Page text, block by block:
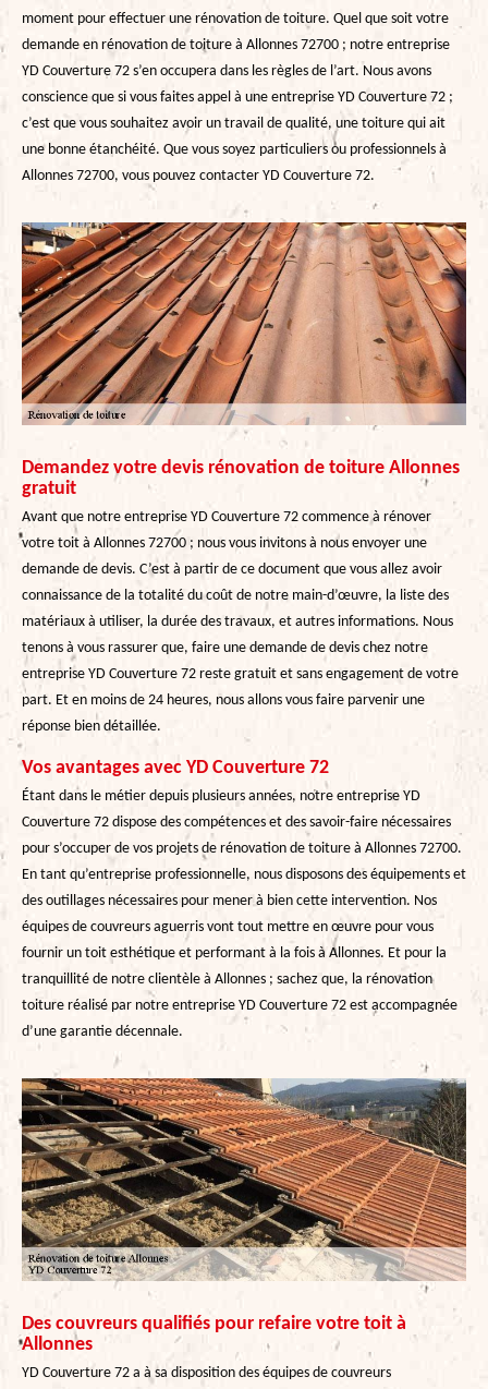
moment pour effectuer une rénovation de toiture. Quel que soit votre
demande en rénovation de toiture à Allonnes 72700 ; notre entreprise
YD Couverture 72 s’en occupera dans les règles de l’art. Nous avons
conscience que si vous faites appel à une entreprise YD Couverture 72 ;
c’est que vous souhaitez avoir un travail de qualité, une toiture qui ait
une bonne étanchéité. Que vous soyez particuliers ou professionnels à
Allonnes 72700, vous pouvez contacter YD Couverture 72.
Demandez votre devis rénovation de toiture Allonnes
gratuit
Avant que notre entreprise YD Couverture 72 commence à rénover
votre toit à Allonnes 72700 ; nous vous invitons à nous envoyer une
demande de devis. C’est à partir de ce document que vous allez avoir
connaissance de la totalité du coût de notre main-d’œuvre, la liste des
matériaux à utiliser, la durée des travaux, et autres informations. Nous
tenons à vous rassurer que, faire une demande de devis chez notre
entreprise YD Couverture 72 reste gratuit et sans engagement de votre
part. Et en moins de 24 heures, nous allons vous faire parvenir une
réponse bien détaillée.
Vos avantages avec YD Couverture 72
Étant dans le métier depuis plusieurs années, notre entreprise YD
Couverture 72 dispose des compétences et des savoir-faire nécessaires
pour s’occuper de vos projets de rénovation de toiture à Allonnes 72700.
En tant qu’entreprise professionnelle, nous disposons des équipements et
des outillages nécessaires pour mener à bien cette intervention. Nos
équipes de couvreurs aguerris vont tout mettre en œuvre pour vous
fournir un toit esthétique et performant à la fois à Allonnes. Et pour la
tranquillité de notre clientèle à Allonnes ; sachez que, la rénovation
toiture réalisé par notre entreprise YD Couverture 72 est accompagnée
d’une garantie décennale.
Des couvreurs qualifiés pour refaire votre toit à
Allonnes
YD Couverture 72 a à sa disposition des équipes de couvreurs